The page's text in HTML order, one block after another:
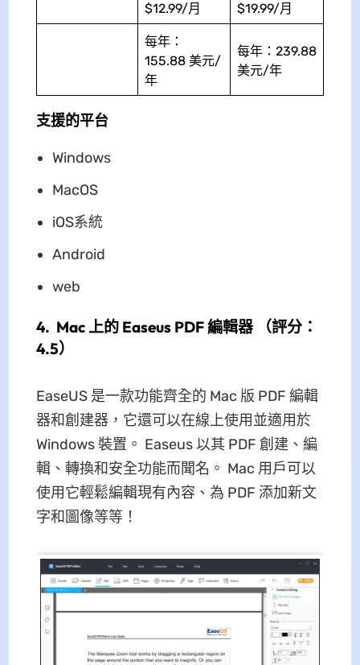
$12.99/月
$19.99/月
每年：
155.88 美元/
年
每年：239.88
美元/年
支援的平台
Windows
MacOS
iOS系統
Android
web
4. Mac 上的 Easeus PDF 編輯器 （評分：
4.5）
EaseUS 是一款功能齊全的 Mac 版 PDF 編輯
器和創建器，它還可以在線上使用並適用於
Windows 裝置。 Easeus 以其 PDF 創建、編
輯、轉換和安全功能而聞名。 Mac 用戶可以
使用它輕鬆編輯現有內容、為 PDF 添加新文
字和圖像等等！